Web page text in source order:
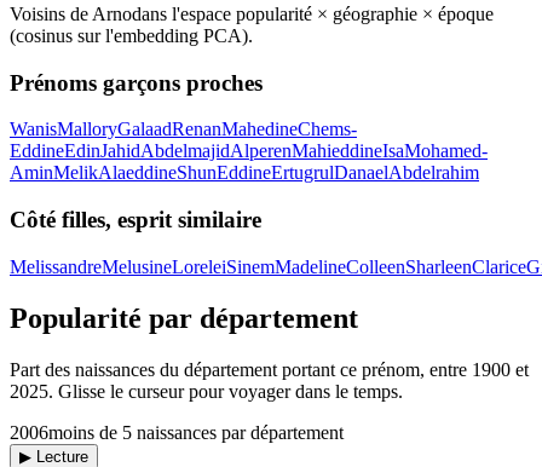
Voisins de Arnodans l'espace popularité × géographie × époque
(cosinus sur l'embedding PCA).
Prénoms garçons proches
WanisMalloryGalaadRenanMahedineChems-
EddineEdinJahidAbdelmajidAlperenMahieddineIsaMohamed-
AminMelikAlaeddineShunEddineErtugrulDanaelAbdelrahim
Côté filles, esprit similaire
MelissandreMelusineLoreleiSinemMadelineColleenSharleenClarice
Popularité par département
Part des naissances du département portant ce prénom, entre 1900 et
2025. Glisse le curseur pour voyager dans le temps.
2006moins de 5 naissances par département
▶ Lecture